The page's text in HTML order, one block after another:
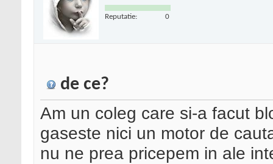
Reputatie: 0
de ce?
Am un coleg care si-a facut
gaseste nici un motor de
nu ne prea pricepem in ale